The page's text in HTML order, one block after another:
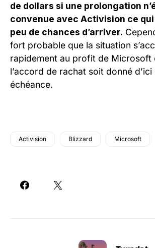
de dollars si une prolongation
convenue avec Activision ce
peu de chances d’arriver.
fort probable que la situation
rapidement au profit de Microsoft
l’accord de rachat soit donné
échéance.
Activision Blizzard Microsoft